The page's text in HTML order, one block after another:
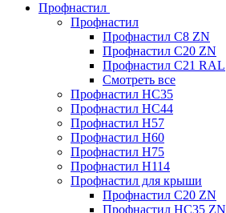
Профнастил
Профнастил
Профнастил С8 ZN
Профнастил С20 ZN
Профнастил С21 RAL
Смотреть все
Профнастил HC35
Профнастил HC44
Профнастил H57
Профнастил H60
Профнастил H75
Профнастил H114
Профнастил для крыши
Профнастил С20 ZN
Профнастил НС35 ZN